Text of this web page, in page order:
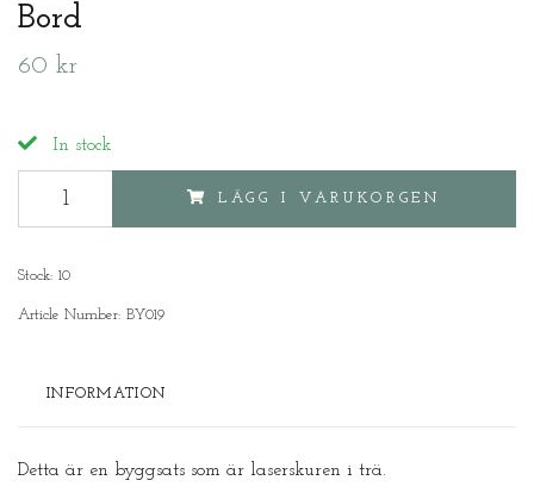
Bord
60 kr
In stock
LÄGG I VARUKORGEN
Stock: 10
Article Number: BY019
INFORMATION
Detta är en byggsats som är laserskuren i trä.